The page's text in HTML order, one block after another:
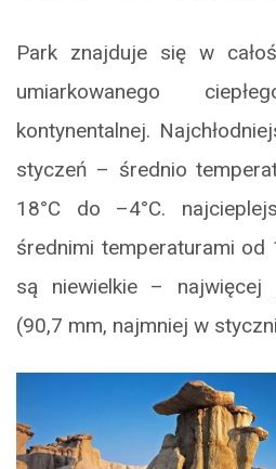
Park znajduje się w
umiarkowanego
kontynentalnej.
styczeń – średnio
18°C do –4°C.
średnimi temperaturami od
są niewielkie –
(90,7 mm, najmniej w